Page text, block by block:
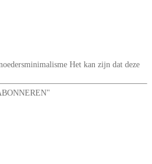
Het kan zijn dat deze